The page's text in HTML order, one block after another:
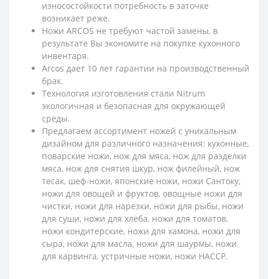
износостойкости потребность в заточке
возникает реже.
Ножи ARCOS не требуют частой замены, в
результате Вы экономите на покупке кухонного
инвентаря.
Arcos дает 10 лет гарантии на производственный
брак.
Технология изготовления стали Nitrum
экологичная и безопасная для окружающей
среды.
Предлагаем ассортимент ножей с уникальным
дизайном для различного назначения: кухонные,
поварские ножи, нож для мяса, нож для разделки
мяса, нож для снятия шкур, нож филейный, нож
тесак, шеф-ножи, японские ножи, ножи Сантоку,
ножи для овощей и фруктов, овощные ножи для
чистки, ножи для нарезки, ножи для рыбы, ножи
для суши, ножи для хлеба, ножи для томатов,
ножи кондитерские, ножи для хамона, ножи для
сыра, ножи для масла, ножи для шаурмы, ножи
для карвинга, устричные ножи, ножи HACCP.